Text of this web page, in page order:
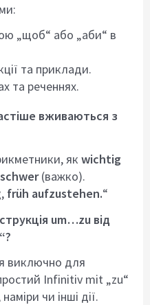
„щоб“ або „аби“ в
та приклади.
та реченнях.
вживаються з
як wichtig
schwer(важко).
früh aufzustehen.“
um…zu від
виключно для
Infinitiv mit „zu“
чи інші дії.